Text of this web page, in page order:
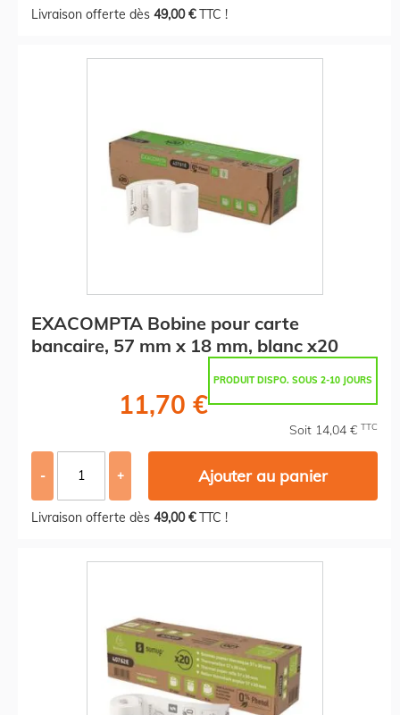
Livraison offerte dès 49,00 €TTC !
EXACOMPTA Bobine pour carte
bancaire, 57 mm x 18 mm, blanc x20
PRODUIT DISPO. SOUS 2-10 JOURS
11,70 €
Soit 14,04 € TTC
- + Ajouter au panier
Livraison offerte dès 49,00 €TTC !